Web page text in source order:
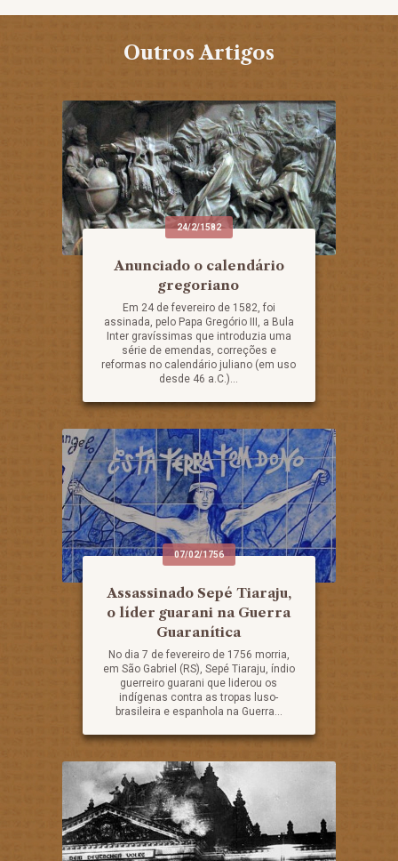
Outros Artigos
24/2/1582
Anunciado o calendário
gregoriano
Em 24 de fevereiro de 1582, foi
assinada, pelo Papa Gregório III, a Bula
Inter gravíssimas que introduzia uma
série de emendas, correções e
reformas no calendário juliano (em uso
desde 46 a.C.)...
07/02/1756
Assassinado Sepé Tiaraju,
o líder guarani na Guerra
Guaranítica
No dia 7 de fevereiro de 1756 morria,
em São Gabriel (RS), Sepé Tiaraju, índio
guerreiro guarani que liderou os
indígenas contra as tropas luso-
brasileira e espanhola na Guerra...